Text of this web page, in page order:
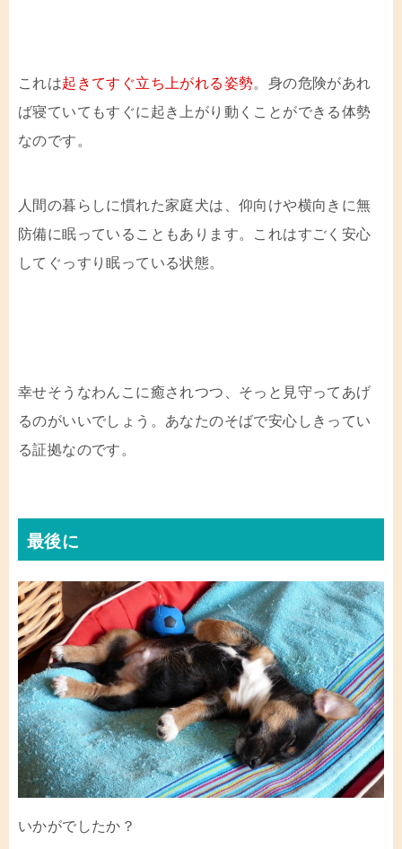
これは起きてすぐ立ち上がれる姿勢。身の危険があれ
ば寝ていてもすぐに起き上がり動くことができる体勢
なのです。
人間の暮らしに慣れた家庭犬は、仰向けや横向きに無
防備に眠っていることもあります。これはすごく安心
してぐっすり眠っている状態。
幸せそうなわんこに癒されつつ、そっと見守ってあげ
るのがいいでしょう。あなたのそばで安心しきってい
る証拠なのです。
最後に
いかがでしたか？